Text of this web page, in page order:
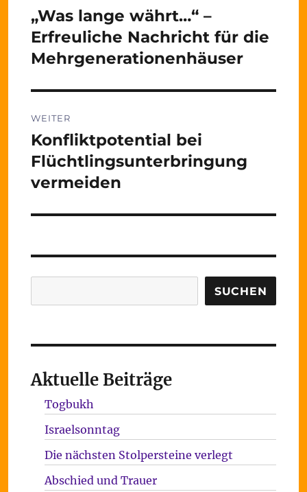
Vorheriger
Beitrag:
„Was lange währt…“ –
Erfreuliche Nachricht für die
Mehrgenerationenhäuser
WEITER
Nächster
Beitrag:
Konfliktpotential bei
Flüchtlingsunterbringung
vermeiden
SUCHEN
Aktuelle Beiträge
Togbukh
Israelsonntag
Die nächsten Stolpersteine verlegt
Abschied und Trauer